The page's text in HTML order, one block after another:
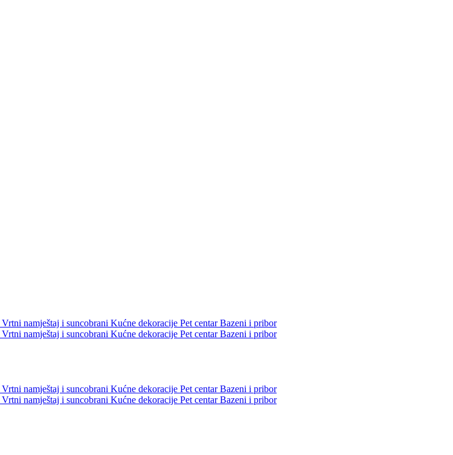
Vrtni namještaj i suncobrani Kućne dekoracije Pet centarBazeni i pribor
Vrtni namještaj i suncobrani Kućne dekoracije Pet centarBazeni i pribor
Vrtni namještaj i suncobrani Kućne dekoracije Pet centarBazeni i pribor
Vrtni namještaj i suncobrani Kućne dekoracije Pet centarBazeni i pribor